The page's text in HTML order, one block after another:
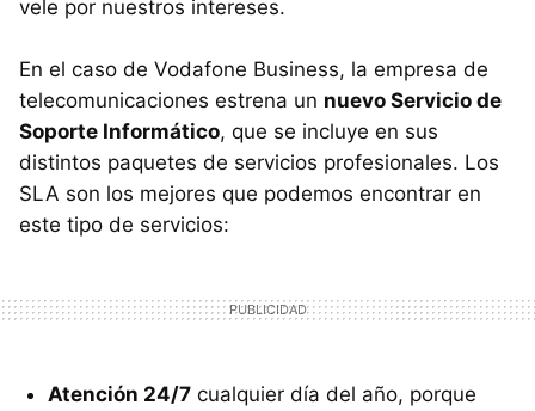
vele por nuestros intereses.
En el caso de Vodafone Business, la empresa de
telecomunicaciones estrena un nuevo Servicio de
Soporte Informático, que se incluye en sus
distintos paquetes de servicios profesionales. Los
SLA son los mejores que podemos encontrar en
este tipo de servicios:
Atención 24/7 cualquier día del año, porque